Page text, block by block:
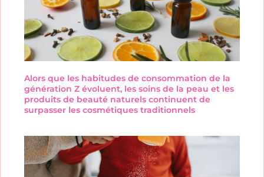
Alors que les habitudes de consommation de la
génération Z évoluent, les soins de la peau et les
produits de beauté naturels continuent de
surpasser les cosmétiques traditionnels